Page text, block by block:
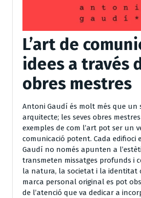
L’art de
idees a través
obres mestres
Antoni Gaudí és molt més que un
arquitecte; les seves obres
exemples de com l’art pot ser un
comunicació potent. Cada edifioci
Gaudí no només apunten a
transmeten missatges profunds i
la natura, la societat i la identitat
marca personal original es pot
de l’atenció que va dedicar a